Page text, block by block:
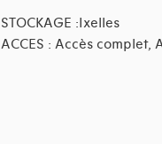
STOCKAGE :Ixelles
ACCES : Accès complet,